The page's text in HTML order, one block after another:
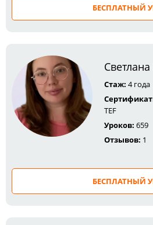
БЕСПЛАТНЫЙ
Светлана
Стаж: 4 года
TEF
Уроков: 659
Отзывов: 1
БЕСПЛАТНЫЙ